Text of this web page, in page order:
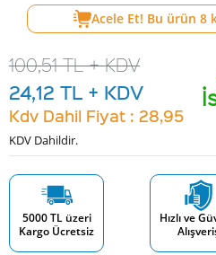
Acele Et! Bu ürün 8
100,51TL + KDV
24,12 TL + KDV
Kdv Dahil Fiyat : 28,95
KDV Dahildir.
5000 TL üzeri
Kargo Ücretsiz
Hızlı ve